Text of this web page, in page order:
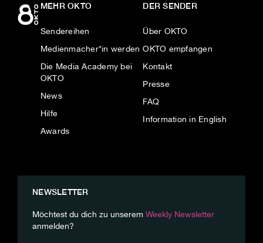
MEHR OKTO
Sendereihen
Medienmacher*in werden
Die Media Academy bei
OKTO
News
Hilfe
Awards
DER SENDER
Über OKTO
OKTO empfangen
Kontakt
Presse
FAQ
Information in English
NEWSLETTER
Möchtest du dich zu unserem Weekly Newsletter
anmelden?